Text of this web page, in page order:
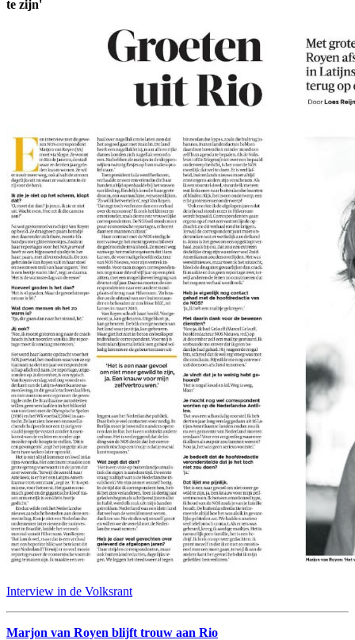
te zijn'
Interview in de Volksrant
Marjon van Royen blijft trouw aan Rio